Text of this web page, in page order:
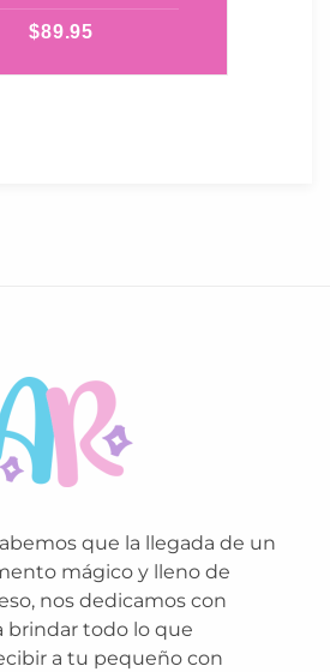
$89.95
que la llegada de un
mágico y lleno de
nos dedicamos con
brindar todo lo que
a tu pequeño con